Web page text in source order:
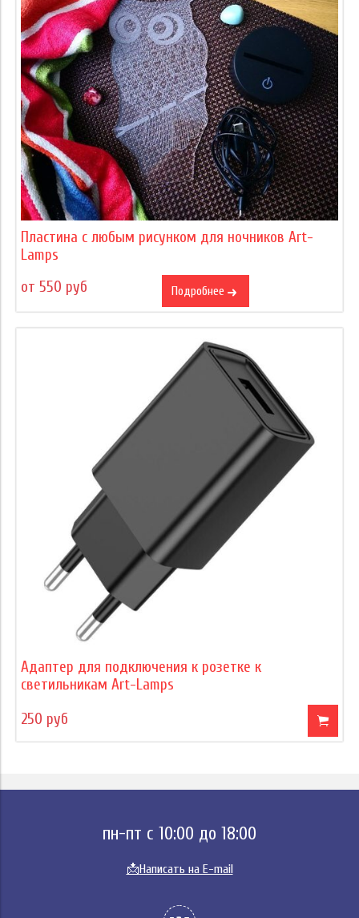
Пластина с любым рисунком для ночников Art-
Lamps
от 550 руб
Подробнее
Адаптер для подключения к розетке к
светильникам Art-Lamps
250 руб
пн-пт с 10:00 до 18:00
📩Написать на E-mail